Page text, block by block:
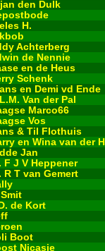
den Dulk
H.
Achterberg
de Nennie
en de Heus
Schenk
en Demi vd Ende
Van der Pal
Marco66
Vos
& Til Flothuis
en Wina van der
Jan
F J V Heppener
R T van Gemert
de Kort
Boot
Nicasie